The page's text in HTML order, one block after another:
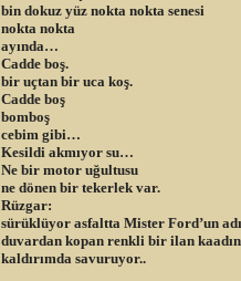
bin dokuz yüz nokta nokta senesi
nokta nokta
ayında…
Cadde boş.
bir uçtan bir uca koş.
Cadde boş
bomboş
cebim gibi…
Kesildi akmıyor su…
Ne bir motor uğultusu
ne dönen bir tekerlek var.
Rüzgar:
sürüklüyor asfaltta Mister Ford’un
duvardan kopan renkli bir ilan
kaldırımda savuruyor..